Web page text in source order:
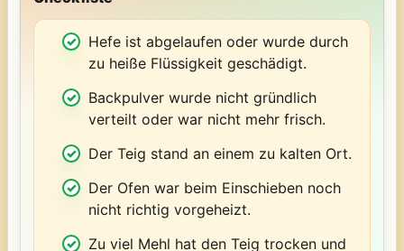
Hefe ist abgelaufen oder wurde durch
zu heiße Flüssigkeit geschädigt.
Backpulver wurde nicht gründlich
verteilt oder war nicht mehr frisch.
Der Teig stand an einem zu kalten Ort.
Der Ofen war beim Einschieben noch
nicht richtig vorgeheizt.
Zu viel Mehl hat den Teig trocken und